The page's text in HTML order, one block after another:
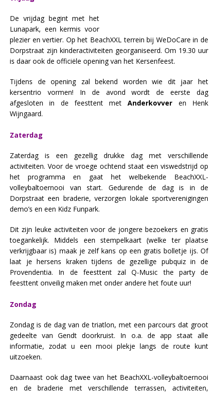
De vrijdag begint met het
Lunapark, een kermis voor
plezier en vertier. Op het BeachXXL terrein bij WeDoCare in de
Dorpstraat zijn kinderactiviteiten georganiseerd. Om 19.30 uur
is daar ook de officiële opening van het Kersenfeest.
Tijdens de opening zal bekend worden wie dit jaar het
kersentrio vormen! In de avond wordt de eerste dag
afgesloten in de feesttent metAnderkovver en Henk
Wijngaard.
Zaterdag
Zaterdag is een gezellig drukke dag met verschillende
activiteiten. Voor de vroege ochtend staat een viswedstrijd op
het programma en gaat het welbekende BeachXXL-
volleybaltoernooi van start. Gedurende de dag is in de
Dorpstraat een braderie, verzorgen lokale sportverenigingen
demo’s en een Kidz Funpark.
Dit zijn leuke activiteiten voor de jongere bezoekers en gratis
toegankelijk. Middels een stempelkaart (welke ter plaatse
verkrijgbaar is) maak je zelf kans op een gratis bolletje ijs. Of
laat je hersens kraken tijdens de gezellige pubquiz in de
Provendentia. In de feesttent zal Q-Music the party de
feesttent onveilig maken met onder andere het foute uur!
Zondag
Zondag is de dag van de triatlon, met een parcours dat groot
gedeelte van Gendt doorkruist. In o.a. de app staat alle
informatie, zodat u een mooi plekje langs de route kunt
uitzoeken.
Daarnaast ook dag twee van het BeachXXL-volleybaltoernooi
en de braderie met verschillende terrassen, activiteiten,